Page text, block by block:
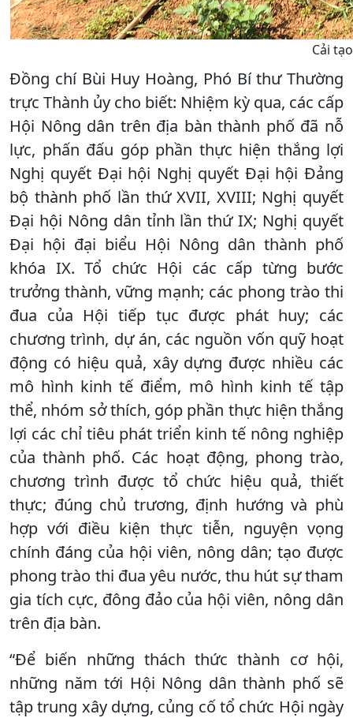
Cải
Đồng chí Bùi Huy Hoàng, Phó Bí thư Thường
trực Thành ủy cho biết: Nhiệm kỳ qua, các cấp
Hội Nông dân trên địa bàn thành phố đã nỗ
lực, phấn đấu góp phần thực hiện thắng lợi
Nghị quyết Đại hội Nghị quyết Đại hội Đảng
bộ thành phố lần thứ XVII, XVIII; Nghị quyết
Đại hội Nông dân tỉnh lần thứ IX; Nghị quyết
Đại hội đại biểu Hội Nông dân thành phố
khóa IX. Tổ chức Hội các cấp từng bước
trưởng thành, vững mạnh; các phong trào thi
đua của Hội tiếp tục được phát huy; các
chương trình, dự án, các nguồn vốn quỹ hoạt
động có hiệu quả, xây dựng được nhiều các
mô hình kinh tế điểm, mô hình kinh tế tập
thể, nhóm sở thích, góp phần thực hiện thắng
lợi các chỉ tiêu phát triển kinh tế nông nghiệp
của thành phố. Các hoạt động, phong trào,
chương trình được tổ chức hiệu quả, thiết
thực; đúng chủ trương, định hướng và phù
hợp với điều kiện thực tiễn, nguyện vọng
chính đáng của hội viên, nông dân; tạo được
phong trào thi đua yêu nước, thu hút sự tham
gia tích cực, đông đảo của hội viên, nông dân
trên địa bàn.
“Để biến những thách thức thành cơ hội,
những năm tới Hội Nông dân thành phố sẽ
tập trung xây dựng, củng cố tổ chức Hội ngày